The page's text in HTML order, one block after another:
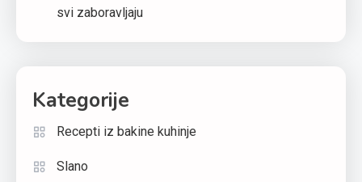
svi zaboravljaju
Kategorije
Recepti iz bakine kuhinje
Slano